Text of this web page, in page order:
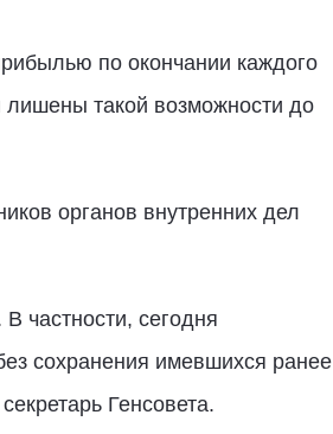
по окончании каждого
лишены такой возможности до
органов внутренних дел
частности, сегодня
сохранения имевшихся ранее
Генсовета.